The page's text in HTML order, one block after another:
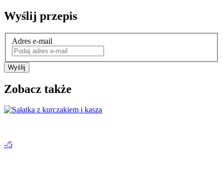
Wyślij przepis
Adres e-mail
Wyślij
Zobacz także
-/5